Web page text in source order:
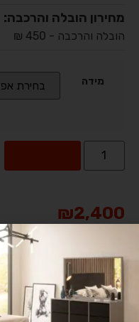
מחירון הובלה והרכבה:
הובלה והרכבה - 450 ₪
מידה
₪2,400